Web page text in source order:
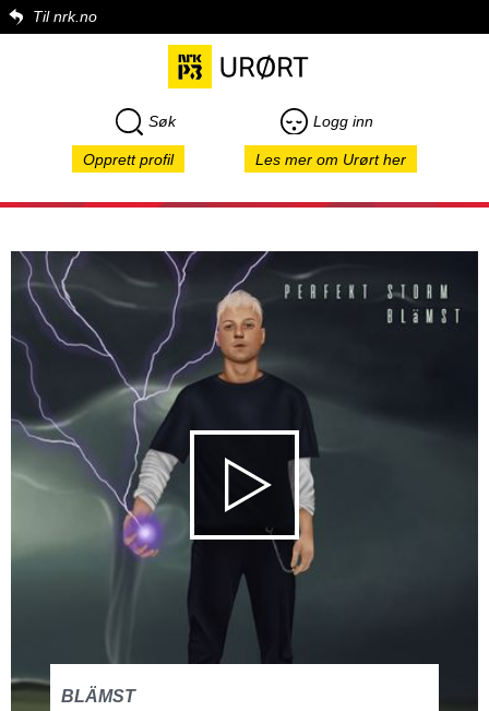
Til nrk.no
Søk Logg inn
Opprett profil Les mer om Urørt her
BLÄMST